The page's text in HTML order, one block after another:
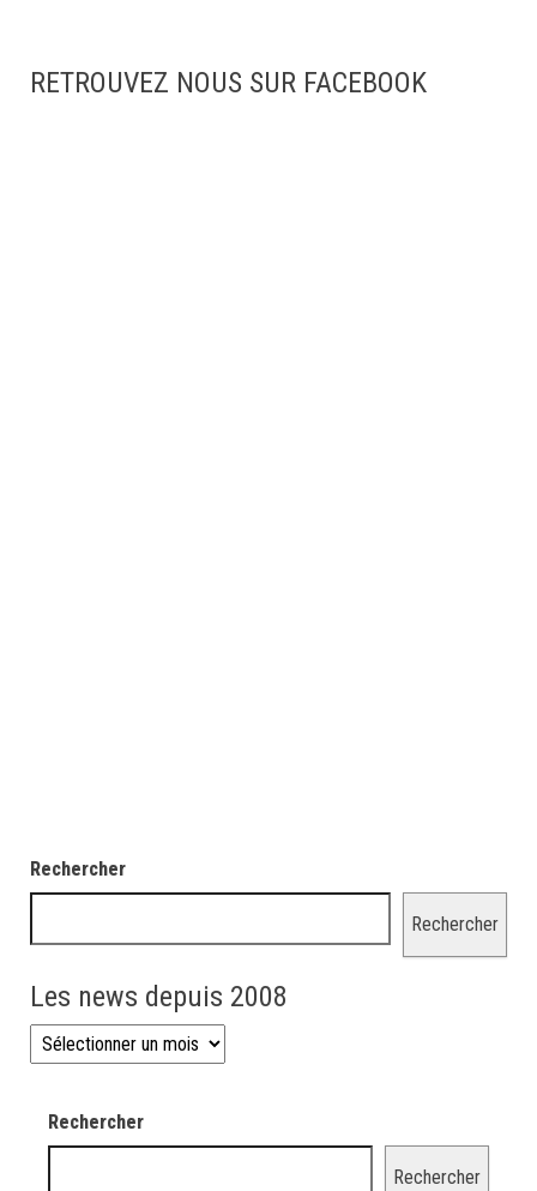
RETROUVEZ NOUS SUR FACEBOOK
Rechercher
Rechercher
Les news depuis 2008
Les news depuis 2008
Rechercher
Rechercher